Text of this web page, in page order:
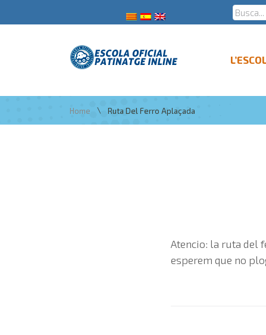
Home \ Ruta Del Ferro Aplaçada
Atencio: la ruta del
esperem que no